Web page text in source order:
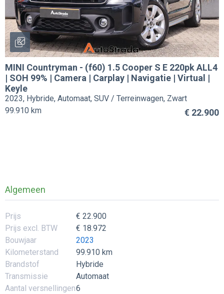
MINI Countryman - (f60) 1.5 Cooper S E 220pk ALL4
| SOH 99% | Camera | Carplay | Navigatie | Virtual |
Keyle
2023, Hybride, Automaat, SUV / Terreinwagen, Zwart
€ 22.900
99.910 km
Algemeen
Prijs
€ 22.900
Prijs excl. BTW
€ 18.972
Bouwjaar
2023
Kilometerstand
99.910 km
Brandstof
Hybride
Transmissie
Automaat
Aantal versnellingen6